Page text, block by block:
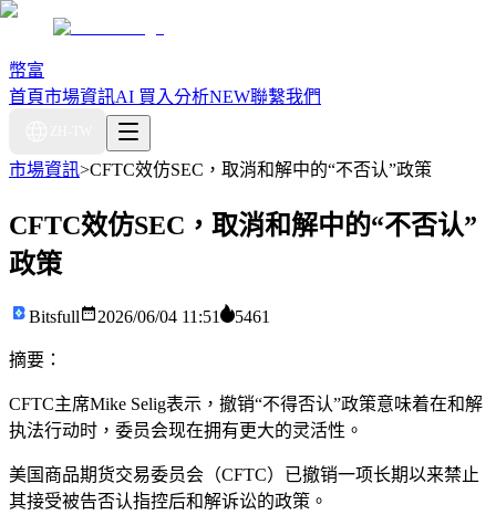
幣富
首頁市場資訊AI 買入分析NEW聯繫我們
市場資訊>CFTC效仿SEC，取消和解中的“不否认”政策
CFTC效仿SEC，取消和解中的“不否认”
政策
Bitsfull 2026/06/04 11:51 5461
摘要：
CFTC主席Mike Selig表示，撤销“不得否认”政策意味着在和解
执法行动时，委员会现在拥有更大的灵活性。
美国商品期货交易委员会（CFTC）已撤销一项长期以来禁止
其接受被告否认指控后和解诉讼的政策。